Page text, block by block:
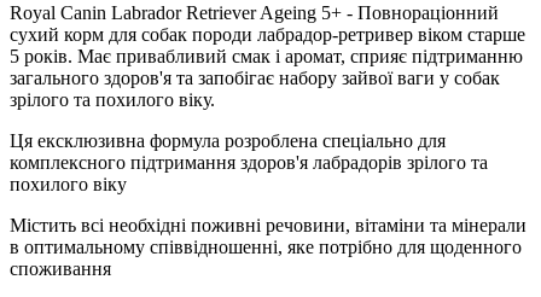
Royal Canin Labrador Retriever Ageing 5+ - Повнораціонний
сухий корм для собак породи лабрадор-ретривер віком старше
5 років. Має привабливий смак і аромат, сприяє підтриманню
загального здоров'я та запобігає набору зайвої ваги у собак
зрілого та похилого віку.
Ця ексклюзивна формула розроблена спеціально для
комплексного підтримання здоров'я лабрадорів зрілого та
похилого віку
Містить всі необхідні поживні речовини, вітаміни та мінерали
в оптимальному співвідношенні, яке потрібно для щоденного
споживання